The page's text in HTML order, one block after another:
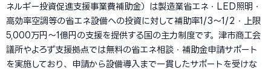
ネルギー投資促進支援事業費補助金）は製造業省エネ・LED照明・
高効率空調等の省エネ設備への投資に対して補助率1/3〜1/2・上限
5,000万円〜1億円の支援を提供する国の主力制度です。津市商工会
議所やよろず支援拠点では無料の省エネ相談・補助金申請サポート
を実施しており、申請から設備導入まで一貫したサポートを受けな